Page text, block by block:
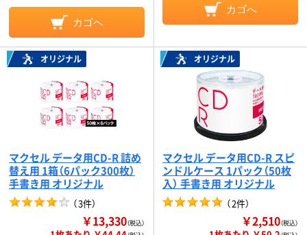
カゴへ
カゴへ
オリジナル
マクセル データ用CD-R 詰め
替え用 1箱（6パック300枚）
手書き用 オリジナル
（3件）
￥13,330（税込）
オリジナル
マクセル データ用CD-R スピ
ンドルケース 1パック（50枚
入） 手書き用 オリジナル
（2件）
￥2,510（税込）